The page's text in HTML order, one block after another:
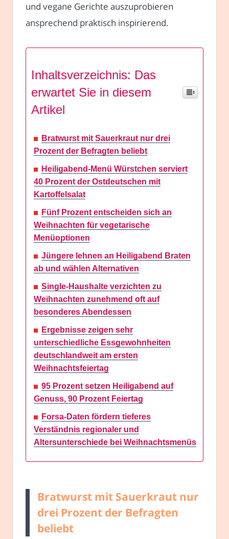
und vegane Gerichte auszuprobieren
ansprechend praktisch inspirierend.
Inhaltsverzeichnis: Das
erwartet Sie in diesem
Artikel
Bratwurst mit Sauerkraut nur drei
Prozent der Befragten beliebt
Heiligabend-Menü Würstchen serviert
40 Prozent der Ostdeutschen mit
Kartoffelsalat
Fünf Prozent entscheiden sich an
Weihnachten für vegetarische
Menüoptionen
Jüngere lehnen an Heiligabend Braten
ab und wählen Alternativen
Single-Haushalte verzichten zu
Weihnachten zunehmend oft auf
besonderes Abendessen
Ergebnisse zeigen sehr
unterschiedliche Essgewohnheiten
deutschlandweit am ersten
Weihnachtsfeiertag
95 Prozent setzen Heiligabend auf
Genuss, 90 Prozent Feiertag
Forsa-Daten fördern tieferes
Verständnis regionaler und
Altersunterschiede bei Weihnachtsmenüs
Bratwurst mit Sauerkraut nur
drei Prozent der Befragten
beliebt